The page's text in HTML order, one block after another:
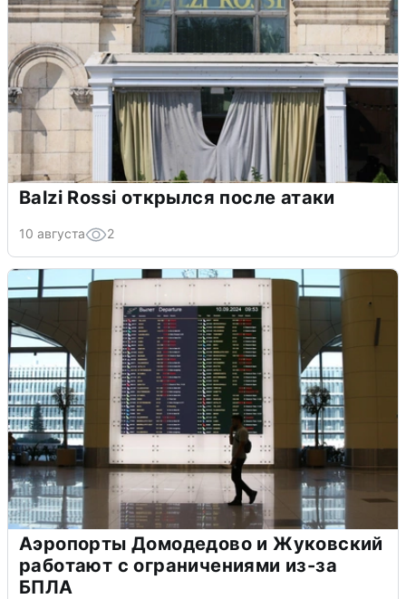
Balzi Rossi открылся после атаки
10 августа 2
Аэропорты Домодедово и Жуковский
работают с ограничениями из-за
БПЛА